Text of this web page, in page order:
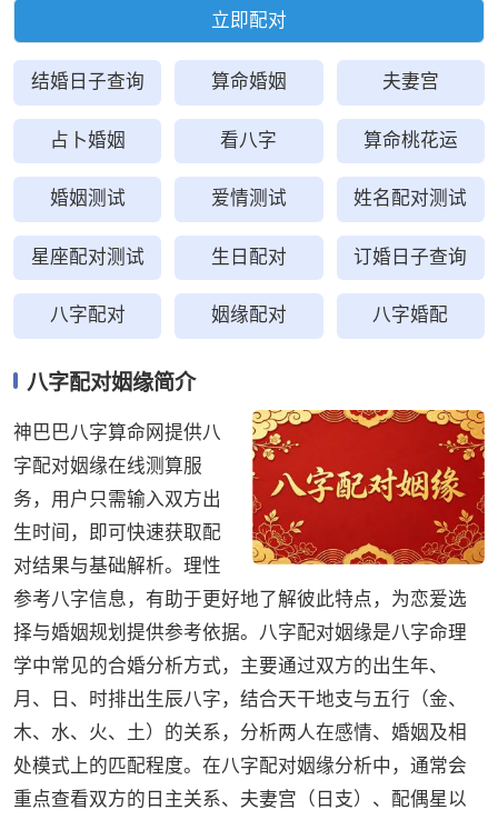
结婚日子查询 算命婚姻 夫妻宫
占卜婚姻 看八字 算命桃花运
婚姻测试 爱情测试 姓名配对测试
星座配对测试 生日配对 订婚日子查询
八字配对 姻缘配对 八字婚配
八字配对姻缘简介
神巴巴八字算命网提供八
字配对姻缘在线测算服
务，用户只需输入双方出
生时间，即可快速获取配
对结果与基础解析。理性
参考八字信息，有助于更好地了解彼此特点，为恋爱选
择与婚姻规划提供参考依据。八字配对姻缘是八字命理
学中常见的合婚分析方式，主要通过双方的出生年、
月、日、时排出生辰八字，结合天干地支与五行（金、
木、水、火、土）的关系，分析两人在感情、婚姻及相
处模式上的匹配程度。在八字配对姻缘分析中，通常会
重点查看双方的日主关系、夫妻宫（日支）、配偶星以